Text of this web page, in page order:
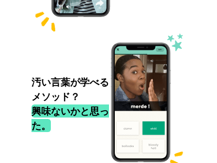
汚い言葉が学べる
メソッド？
興味ないかと思っ
た。